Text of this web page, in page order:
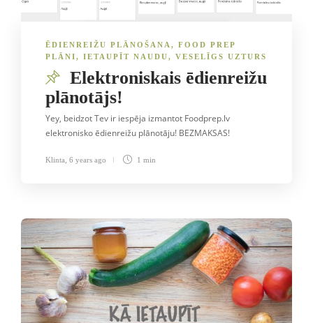
ĒDIENREIŽU PLĀNOŠANA , FOOD PREP
PLĀNI, IETAUPĪT NAUDU, VESELĪGS UZTURS
Elektroniskais ēdienreižu
plānotājs!
Yey, beidzot Tev ir iespēja izmantot Foodprep.lv
elektronisko ēdienreižu plānotāju! BEZMAKSAS!
Klinta 6 years ago 1 min